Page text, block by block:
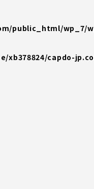
public_html/wp_7/
xb378824/capdo-